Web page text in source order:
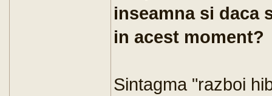
inseamna si daca
in acest moment?
Sintagma "razboi